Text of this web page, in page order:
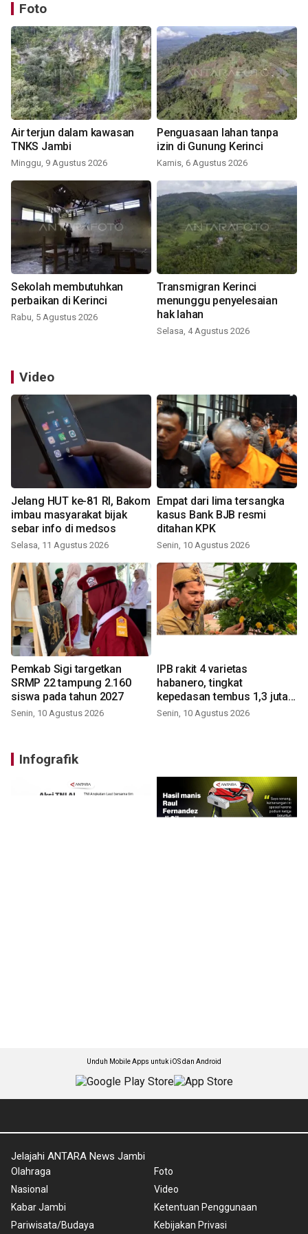
Foto
Air terjun dalam kawasan
TNKS Jambi
Minggu, 9 Agustus 2026
Penguasaan lahan tanpa
izin di Gunung Kerinci
Kamis, 6 Agustus 2026
Sekolah membutuhkan
perbaikan di Kerinci
Rabu, 5 Agustus 2026
Transmigran Kerinci
menunggu penyelesaian
hak lahan
Selasa, 4 Agustus 2026
Video
Jelang HUT ke-81 RI, Bakom
imbau masyarakat bijak
sebar info di medsos
Selasa, 11 Agustus 2026
Empat dari lima tersangka
kasus Bank BJB resmi
ditahan KPK
Senin, 10 Agustus 2026
Pemkab Sigi targetkan
SRMP 22 tampung 2.160
siswa pada tahun 2027
Senin, 10 Agustus 2026
IPB rakit 4 varietas
habanero, tingkat
kepedasan tembus 1,3 juta
SHU
Senin, 10 Agustus 2026
Infografik
Unduh Mobile Apps untuk iOS dan Android
Jelajahi ANTARA News Jambi
Olahraga
Nasional
Kabar Jambi
Pariwisata/Budaya
Foto
Video
Ketentuan Penggunaan
Kebijakan Privasi